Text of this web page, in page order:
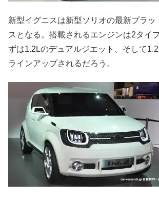
新型イグニスは新型ソリオの最新プラッ
スとなる。搭載されるエンジンは2タイ
ずは1.2Lのデュアルジエット、そして
ラインアップされるだろう。